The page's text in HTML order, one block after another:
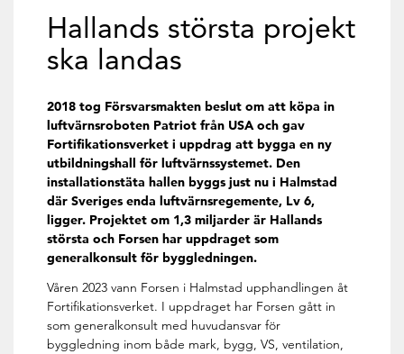
Hallands största projekt
ska landas
2018 tog Försvarsmakten beslut om att köpa in
luftvärnsroboten Patriot från USA och gav
Fortifikationsverket i uppdrag att bygga en ny
utbildningshall för luftvärnssystemet. Den
installationstäta hallen byggs just nu i Halmstad
där Sveriges enda luftvärnsregemente, Lv 6,
ligger. Projektet om 1,3 miljarder är Hallands
största och Forsen har uppdraget som
generalkonsult för byggledningen.
Våren 2023 vann Forsen i Halmstad upphandlingen åt
Fortifikationsverket. I uppdraget har Forsen gått in
som generalkonsult med huvudansvar för
byggledning inom både mark, bygg, VS, ventilation,